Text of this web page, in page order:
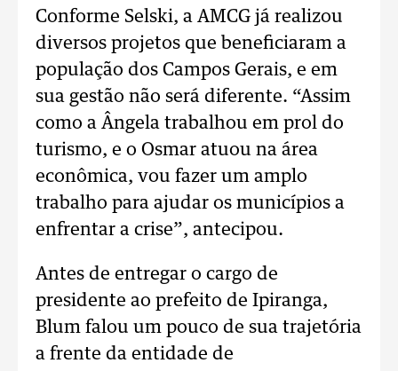
Conforme Selski, a AMCG já realizou
diversos projetos que beneficiaram a
população dos Campos Gerais, e em
sua gestão não será diferente. “Assim
como a Ângela trabalhou em prol do
turismo, e o Osmar atuou na área
econômica, vou fazer um amplo
trabalho para ajudar os municípios a
enfrentar a crise”, antecipou.
Antes de entregar o cargo de
presidente ao prefeito de Ipiranga,
Blum falou um pouco de sua trajetória
a frente da entidade de